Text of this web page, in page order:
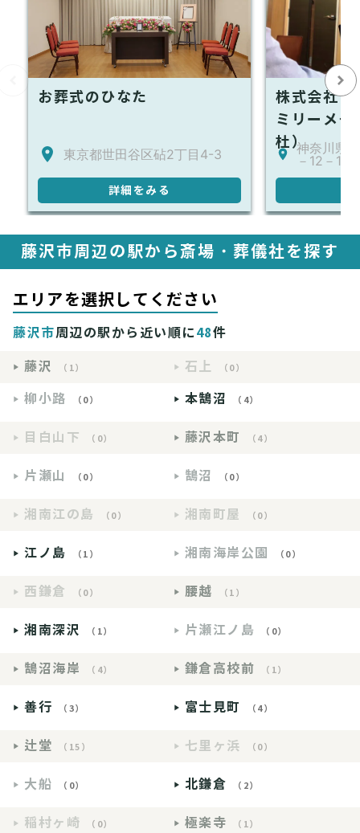
お葬式のひなた
東京都世田谷区砧2丁目4-3
詳細をみる
株式会社
ミリーメモ
杜）神奈川県
－12－1-
藤沢市周辺の駅から斎場・葬儀社を探す
エリアを選択してください
藤沢市周辺の駅から近い順に48件
藤沢
（1） 石上 （0）
柳小路 （0） 本鵠沼 （4）
目白山下 （0） 藤沢本町 （4）
片瀬山 （0） 鵠沼 （0）
湘南江の島 （0） 湘南町屋 （0）
江ノ島 （1） 湘南海岸公園 （0）
西鎌倉 （0） 腰越 （1）
湘南深沢 （1） 片瀬江ノ島 （0）
鵠沼海岸 （4） 鎌倉高校前 （1）
善行 （3） 富士見町 （4）
辻堂 （15） 七里ヶ浜 （0）
大船 （0） 北鎌倉 （2）
稲村ヶ崎 （0） 極楽寺 （1）